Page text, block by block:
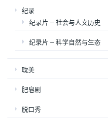
纪录
纪录片 – 社会与人文历史
纪录片 – 科学自然与生态
耽美
肥皂剧
脱口秀